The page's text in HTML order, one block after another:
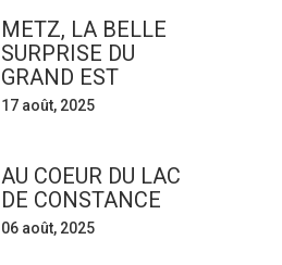
METZ, LA BELLE
SURPRISE DU
GRAND EST
17 août, 2025
AU COEUR DU LAC
DE CONSTANCE
06 août, 2025